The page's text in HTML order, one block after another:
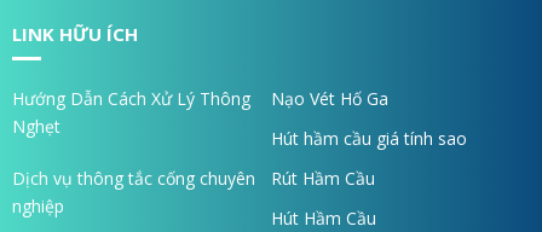
LINK HỮU ÍCH
Hướng Dẫn Cách Xử Lý Thông
Nghẹt
Nạo Vét Hố Ga
Hút hầm cầu giá tính sao
Dịch vụ thông tắc cống chuyên
nghiệp
Rút Hầm Cầu
Hút Hầm Cầu